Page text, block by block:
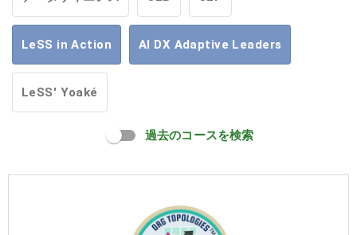
LeSS in Action AI DX Adaptive Leaders
LeSS' Yoaké
過去のコースを検索